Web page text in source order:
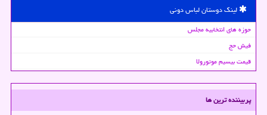
لینک دوستان لباس دونی
حوزه های انتخابیه مجلس
فیش حج
قیمت بیسیم موتورولا
پربیننده ترین ها